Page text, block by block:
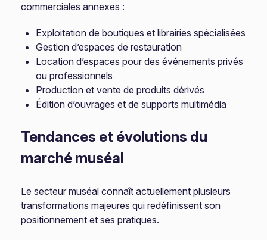
commerciales annexes :
Exploitation de boutiques et librairies spécialisées
Gestion d’espaces de restauration
Location d’espaces pour des événements privés
ou professionnels
Production et vente de produits dérivés
Édition d’ouvrages et de supports multimédia
Tendances et évolutions du
marché muséal
Le secteur muséal connaît actuellement plusieurs
transformations majeures qui redéfinissent son
positionnement et ses pratiques.